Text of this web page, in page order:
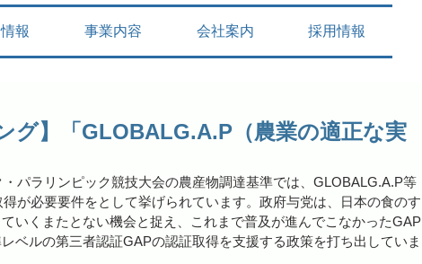
報 事業内容 会社案内
採用情報
グ】「GLOBALG.A.P（農業の適正な実
パラリンピック競技大会の農産物調達基準では、GLOBALG.A.P等
が必要要件をとして挙げられています。政府与党は、日本の食のす
いくまたとない機会と捉え、これまで普及が進んでこなかったGAP
ベルの第三者認証GAPの認証取得を支援する政策を打ち出していま